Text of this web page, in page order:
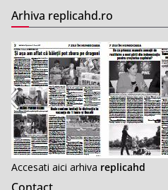
Arhiva replicahd.ro
Accesati aici arhiva replicahd
Contact